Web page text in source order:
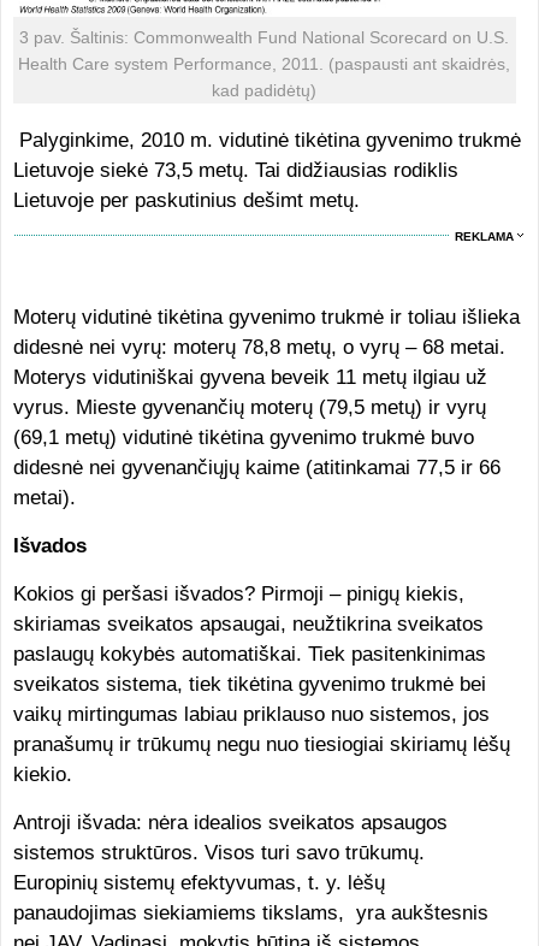
3 pav. Šaltinis: Commonwealth Fund National Scorecard on U.S.
Health Care system Performance, 2011. (paspausti ant skaidrės,
kad padidėtų)
Palyginkime, 2010 m. vidutinė tikėtina gyvenimo trukmė
Lietuvoje siekė 73,5 metų. Tai didžiausias rodiklis
Lietuvoje per paskutinius dešimt metų.
REKLAMA
Moterų vidutinė tikėtina gyvenimo trukmė ir toliau išlieka
didesnė nei vyrų: moterų 78,8 metų, o vyrų – 68 metai.
Moterys vidutiniškai gyvena beveik 11 metų ilgiau už
vyrus. Mieste gyvenančių moterų (79,5 metų) ir vyrų
(69,1 metų) vidutinė tikėtina gyvenimo trukmė buvo
didesnė nei gyvenančiųjų kaime (atitinkamai 77,5 ir 66
metai).
Išvados
Kokios gi peršasi išvados? Pirmoji – pinigų kiekis,
skiriamas sveikatos apsaugai, neužtikrina sveikatos
paslaugų kokybės automatiškai. Tiek pasitenkinimas
sveikatos sistema, tiek tikėtina gyvenimo trukmė bei
vaikų mirtingumas labiau priklauso nuo sistemos, jos
pranašumų ir trūkumų negu nuo tiesiogiai skiriamų lėšų
kiekio.
Antroji išvada: nėra idealios sveikatos apsaugos
sistemos struktūros. Visos turi savo trūkumų.
Europinių sistemų efektyvumas, t. y. lėšų
panaudojimas siekiamiems tikslams, yra aukštesnis